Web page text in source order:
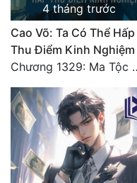
4 tháng trước
Cao Võ: Ta Có Thể Hấp
Thu Điểm Kinh Nghiệm
Chương 1329: